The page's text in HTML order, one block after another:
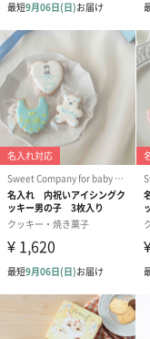
大切な記念日などに
お子様の名入れや誕生
ギフトを贈りませんか
可愛いだけではなく美
は、記念日やお祝いに
商品詳細情報